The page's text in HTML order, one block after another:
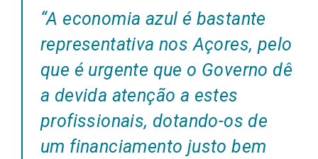
“A economia azul é bastante
representativa nos Açores, pelo
que é urgente que o Governo dê
a devida atenção a estes
profissionais, dotando-os de
um financiamento justo bem